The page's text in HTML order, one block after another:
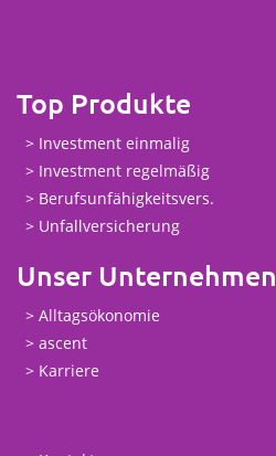
Top Produkte
Investment einmalig
Investment regelmäßig
Berufsunfähigkeitsvers.
Unfallversicherung
Unser Unternehmen
Alltagsökonomie
ascent
Karriere